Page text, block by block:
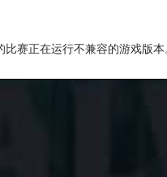
比赛正在运行不兼容的游戏版